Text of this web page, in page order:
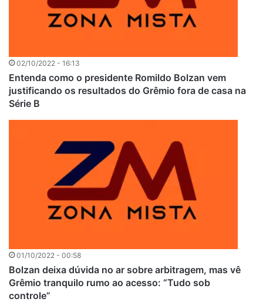
02/10/2022 - 16:13
Entenda como o presidente Romildo Bolzan vem
justificando os resultados do Grêmio fora de casa na
Série B
01/10/2022 - 00:58
Bolzan deixa dúvida no ar sobre arbitragem, mas vê
Grêmio tranquilo rumo ao acesso: “Tudo sob
controle”